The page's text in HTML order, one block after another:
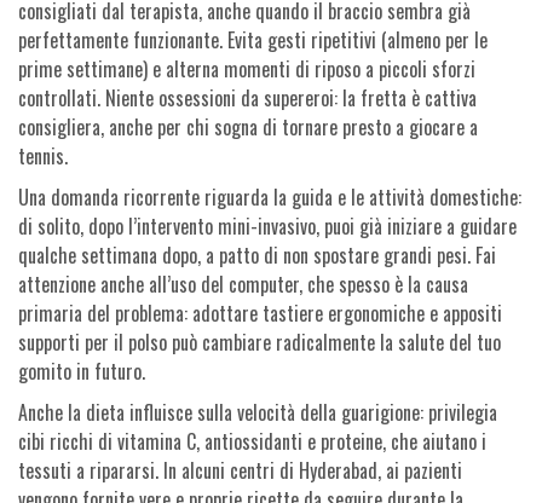
consigliati dal terapista, anche quando il braccio sembra già
perfettamente funzionante. Evita gesti ripetitivi (almeno per le
prime settimane) e alterna momenti di riposo a piccoli sforzi
controllati. Niente ossessioni da supereroi: la fretta è cattiva
consigliera, anche per chi sogna di tornare presto a giocare a
tennis.
Una domanda ricorrente riguarda la guida e le attività domestiche:
di solito, dopo l’intervento mini-invasivo, puoi già iniziare a guidare
qualche settimana dopo, a patto di non spostare grandi pesi. Fai
attenzione anche all’uso del computer, che spesso è la causa
primaria del problema: adottare tastiere ergonomiche e appositi
supporti per il polso può cambiare radicalmente la salute del tuo
gomito in futuro.
Anche la dieta influisce sulla velocità della guarigione: privilegia
cibi ricchi di vitamina C, antiossidanti e proteine, che aiutano i
tessuti a ripararsi. In alcuni centri di Hyderabad, ai pazienti